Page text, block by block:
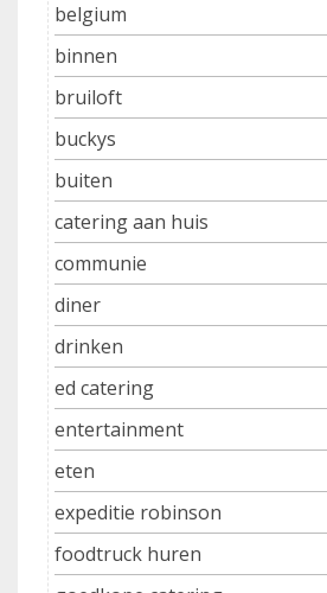
belgium
binnen
bruiloft
buckys
buiten
catering aan huis
communie
diner
drinken
ed catering
entertainment
eten
expeditie robinson
foodtruck huren